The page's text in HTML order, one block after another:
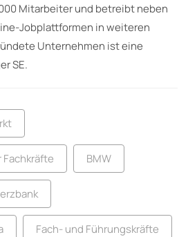
Mitarbeiter und betreibt neben
Jobplattformen in weiteren
Unternehmen ist eine
SE.
BMW
Fach- und Führungskräfte